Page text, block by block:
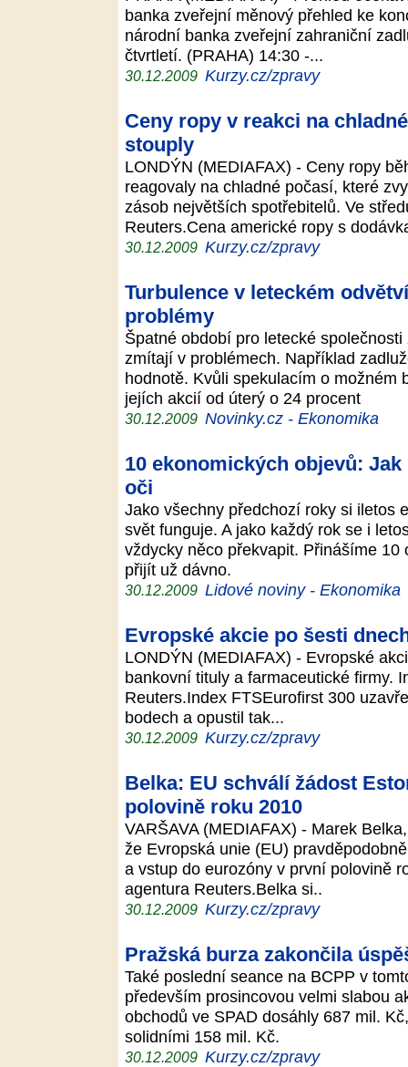
banka zveřejní měnový přehled ke
národní banka zveřejní zahraniční
čtvrtletí. (PRAHA) 14:30 -...
30.12.2009 Kurzy.cz/zpravy
Ceny ropy v reakci na
stouply
LONDÝN (MEDIAFAX) - Ceny ropy
reagovaly na chladné počasí, které
zásob největších spotřebitelů. Ve
Reuters.Cena americké ropy s
30.12.2009 Kurzy.cz/zpravy
Turbulence v leteckém
problémy
Špatné období pro letecké
zmítají v problémech. Například
hodnotě. Kvůli spekulacím o možném
jejích akcií od úterý o 24 procent
30.12.2009 Novinky.cz - Ekonomika
10 ekonomických objevů:
oči
Jako všechny předchozí roky si iletos
svět funguje. A jako každý rok se i
vždycky něco překvapit. Přinášíme
přijít už dávno.
30.12.2009 Lidové noviny - Ekonomika
Evropské akcie po šesti
LONDÝN (MEDIAFAX) - Evropské
bankovní tituly a farmaceutické firmy.
Reuters.Index FTSEurofirst 300
bodech a opustil tak...
30.12.2009 Kurzy.cz/zpravy
Belka: EU schválí žádost
polovině roku 2010
VARŠAVA (MEDIAFAX) - Marek
že Evropská unie (EU)
a vstup do eurozóny v první polovině
agentura Reuters.Belka si..
30.12.2009 Kurzy.cz/zpravy
Pražská burza zakončila
Také poslední seance na BCPP v
především prosincovou velmi slabou
obchodů ve SPAD dosáhly 687 mil.
solidními 158 mil. Kč.
30.12.2009 Kurzy.cz/zpravy